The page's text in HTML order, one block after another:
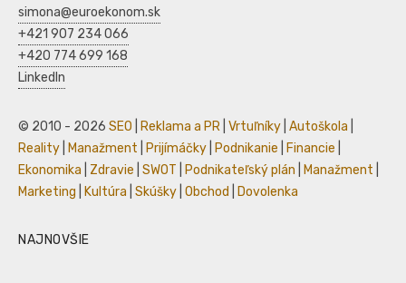
simona@euroekonom.sk
+421 907 234 066
+420 774 699 168
LinkedIn
© 2010 - 2026 SEO Reklama a PR Vrtuľníky Autoškola
Reality
Manažment Prijímáčky Podnikanie Financie
Ekonomika
Zdravie SWOT Podnikateľský plán Manažment
Marketing
Kultúra Skúšky Obchod Dovolenka
NAJNOVŠIE